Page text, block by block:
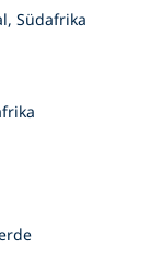
Südafrika